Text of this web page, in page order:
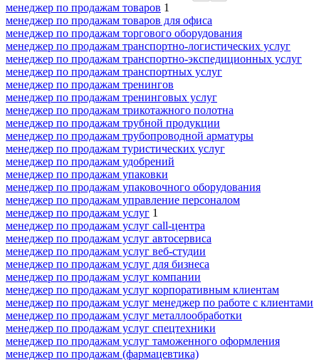
менеджер по продажам товаров 1
менеджер по продажам товаров для офиса
менеджер по продажам торгового оборудования
менеджер по продажам транспортно-логистических услуг
менеджер по продажам транспортно-экспедиционных услуг
менеджер по продажам транспортных услуг
менеджер по продажам тренингов
менеджер по продажам тренинговых услуг
менеджер по продажам трикотажного полотна
менеджер по продажам трубной продукции
менеджер по продажам трубопроводной арматуры
менеджер по продажам туристических услуг
менеджер по продажам удобрений
менеджер по продажам упаковки
менеджер по продажам упаковочного оборудования
менеджер по продажам управление персоналом
менеджер по продажам услуг 1
менеджер по продажам услуг call-центра
менеджер по продажам услуг автосервиса
менеджер по продажам услуг веб-студии
менеджер по продажам услуг для бизнеса
менеджер по продажам услуг компании
менеджер по продажам услуг корпоративным клиентам
менеджер по продажам услуг менеджер по работе с клиентами
менеджер по продажам услуг металлообработки
менеджер по продажам услуг спецтехники
менеджер по продажам услуг таможенного оформления
менеджер по продажам (фармацевтика)